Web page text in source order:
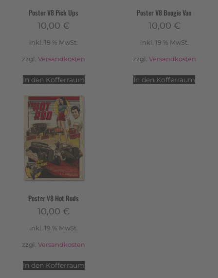
Poster V8 Pick Ups
10,00 €
inkl. 19 % MwSt.
zzgl.Versandkosten
In den Kofferraum
Poster V8 Boogie Van
10,00 €
inkl. 19 % MwSt.
zzgl. Versandkosten
In den Kofferraum
Poster V8 Hot Rods
10,00 €
inkl. 19 % MwSt.
zzgl.Versandkosten
In den Kofferraum